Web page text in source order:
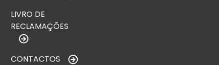
LIVRO DE
RECLAMAÇÕES
CONTACTOS